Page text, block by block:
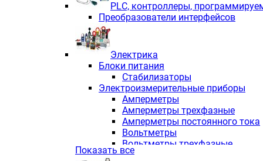
PLС, контроллеры,
Преобразователи интерфейсов
Электрика
Блоки питания
Стабилизаторы
Электроизмерительные приборы
Амперметры
Амперметры трехфазные
Амперметры постоянного тока
Вольтметры
Вольтметры трехфазные
Вольтметры постоянного тока
Показать все